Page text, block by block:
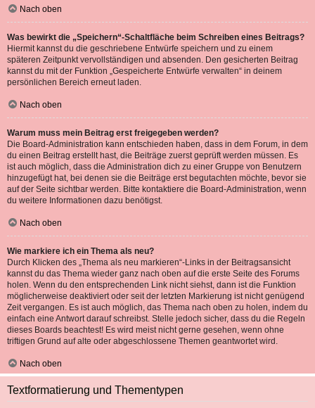
Nach oben
Was bewirkt die „Speichern“-Schaltfläche beim Schreiben eines Beitrags?
Hiermit kannst du die geschriebene Entwürfe speichern und zu einem
späteren Zeitpunkt vervollständigen und absenden. Den gesicherten Beitrag
kannst du mit der Funktion „Gespeicherte Entwürfe verwalten“ in deinem
persönlichen Bereich erneut laden.
Nach oben
Warum muss mein Beitrag erst freigegeben werden?
Die Board-Administration kann entschieden haben, dass in dem Forum, in dem
du einen Beitrag erstellt hast, die Beiträge zuerst geprüft werden müssen. Es
ist auch möglich, dass die Administration dich zu einer Gruppe von Benutzern
hinzugefügt hat, bei denen sie die Beiträge erst begutachten möchte, bevor sie
auf der Seite sichtbar werden. Bitte kontaktiere die Board-Administration, wenn
du weitere Informationen dazu benötigst.
Nach oben
Wie markiere ich ein Thema als neu?
Durch Klicken des „Thema als neu markieren“-Links in der Beitragsansicht
kannst du das Thema wieder ganz nach oben auf die erste Seite des Forums
holen. Wenn du den entsprechenden Link nicht siehst, dann ist die Funktion
möglicherweise deaktiviert oder seit der letzten Markierung ist nicht genügend
Zeit vergangen. Es ist auch möglich, das Thema nach oben zu holen, indem du
einfach eine Antwort darauf schreibst. Stelle jedoch sicher, dass du die Regeln
dieses Boards beachtest! Es wird meist nicht gerne gesehen, wenn ohne
triftigen Grund auf alte oder abgeschlossene Themen geantwortet wird.
Nach oben
Textformatierung und Thementypen